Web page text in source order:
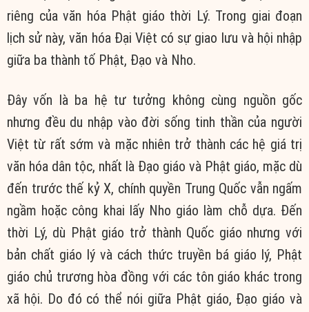
riêng của văn hóa Phật giáo thời Lý. Trong giai đoạn
lịch sử này, văn hóa Đại Việt có sự giao lưu và hội nhập
giữa ba thành tố Phật, Đạo và Nho.
Đây vốn là ba hệ tư tưởng không cùng nguồn gốc
nhưng đều du nhập vào đời sống tinh thần của người
Việt từ rất sớm và mặc nhiên trở thành các hệ giá trị
văn hóa dân tộc, nhất là Đạo giáo và Phật giáo, mặc dù
đến trước thế kỷ X, chính quyền Trung Quốc vẫn ngấm
ngầm hoặc công khai lấy Nho giáo làm chỗ dựa. Đến
thời Lý, dù Phật giáo trở thành Quốc giáo nhưng với
bản chất giáo lý và cách thức truyền bá giáo lý, Phật
giáo chủ trương hòa đồng với các tôn giáo khác trong
xã hội. Do đó có thể nói giữa Phật giáo, Đạo giáo và